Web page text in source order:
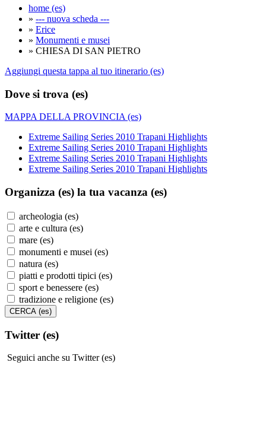
home (es)
» --- nuova scheda ---
» Erice
» Monumenti e musei
» CHIESA DI SAN PIETRO
Aggiungi questa tappa al tuo itinerario (es)
Dove si trova (es)
MAPPA DELLA PROVINCIA (es)
Extreme Sailing Series 2010 Trapani Highlights
Extreme Sailing Series 2010 Trapani Highlights
Extreme Sailing Series 2010 Trapani Highlights
Extreme Sailing Series 2010 Trapani Highlights
Organizza (es) la tua vacanza (es)
archeologia (es)
arte e cultura (es)
mare (es)
monumenti e musei (es)
natura (es)
piatti e prodotti tipici (es)
sport e benessere (es)
tradizione e religione (es)
Twitter (es)
Seguici anche su Twitter (es)